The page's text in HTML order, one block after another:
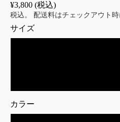
ット
ザー
¥3,800 (税込)
税込。 配送料はチェックアウト時
サイズ
カラー